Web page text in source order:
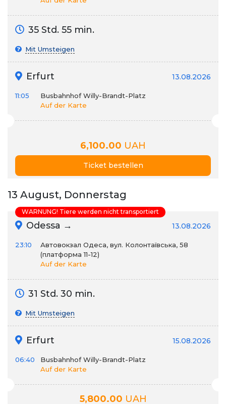
35 Std. 55 min.
Mit Umsteigen
Erfurt 13.08.2026
11:05
Busbahnhof Willy-Brandt-Platz
Auf der Karte
6,100.00 UAH
Ticket bestellen
13 August, Donnerstag
Odessa → 13.08.2026
23:10
Автовокзал Одеса, вул. Колонтаївська, 58
(платформа 11-12)
Auf der Karte
31 Std. 30 min.
Mit Umsteigen
Erfurt 15.08.2026
06:40
Busbahnhof Willy-Brandt-Platz
Auf der Karte
5,800.00 UAH
WARNUNG! Tiere werden nicht transportiert